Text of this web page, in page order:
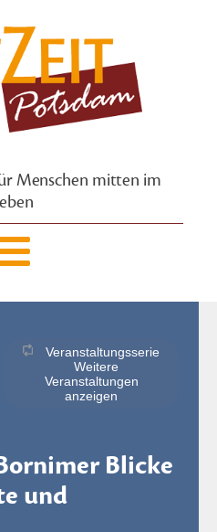
Menschen mitten im
Veranstaltungsserie
Weitere
Veranstaltungen
anzeigen
Blicke
und